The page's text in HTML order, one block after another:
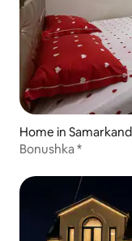
Home in Samarkand
Bonushka *